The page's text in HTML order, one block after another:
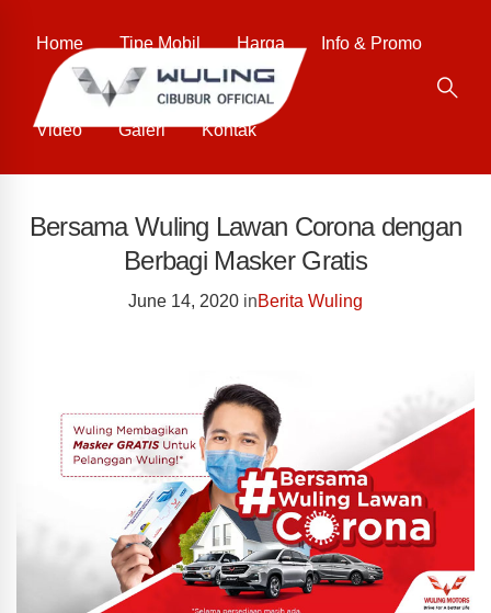
Home Tipe Mobil Harga Info & Promo
Video Galeri Kontak
Bersama Wuling Lawan Corona dengan
Berbagi Masker Gratis
June 14, 2020 inBerita Wuling